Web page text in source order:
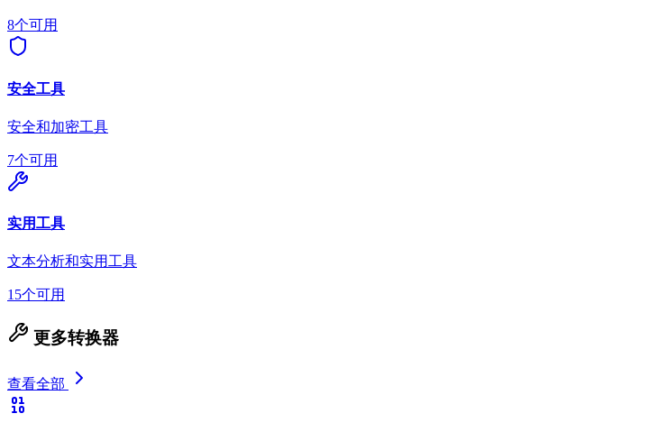
8个可用
安全工具
安全和加密工具
7个可用
实用工具
文本分析和实用工具
15个可用
更多转换器
查看全部